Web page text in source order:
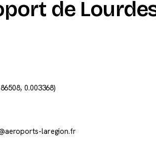
de
0.003368)
laregion.fr